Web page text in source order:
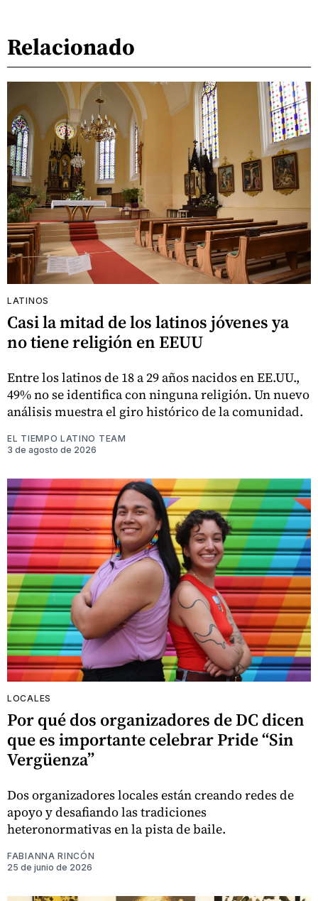
Relacionado
LATINOS
Casi la mitad de los latinos jóvenes ya
no tiene religión en EEUU
Entre los latinos de 18 a 29 años nacidos en EE.UU.,
49% no se identifica con ninguna religión. Un nuevo
análisis muestra el giro histórico de la comunidad.
EL TIEMPO LATINO TEAM
3 de agosto de 2026
LOCALES
Por qué dos organizadores de DC dicen
que es importante celebrar Pride “Sin
Vergüenza”
Dos organizadores locales están creando redes de
apoyo y desafiando las tradiciones
heteronormativas en la pista de baile.
FABIANNA RINCÓN
25 de junio de 2026